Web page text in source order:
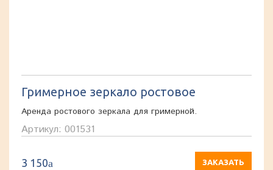
Гримерное зеркало ростовое
Аренда ростового зеркала для гримерной.
Артикул: 001531
3 150a ЗАКАЗАТЬ